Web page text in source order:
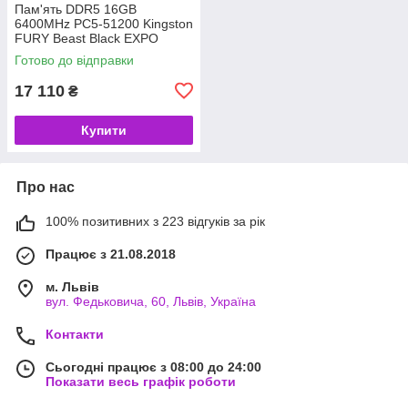
Пам'ять DDR5 16GB
6400MHz PC5-51200 Kingston
FURY Beast Black EXPO
(CL32-39-39) (код 145110)
Готово до відправки
17 110 ₴
Купити
Про нас
100% позитивних з 223 відгуків за рік
Працює з 21.08.2018
м. Львів
вул. Федьковича, 60, Львів, Україна
Контакти
Сьогодні працює з 08:00 до 24:00
Показати весь графік роботи